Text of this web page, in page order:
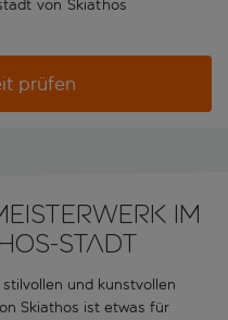
von Skiathos
prüfen
IM
STADT
und kunstvollen
Skiathos ist etwas für